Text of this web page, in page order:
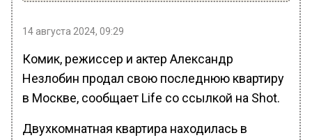
14 августа 2024, 09:29
Комик, режиссер и актер Александр
Незлобин продал свою последнюю квартиру
в Москве, сообщает Life со ссылкой на Shot.
Двухкомнатная квартира находилась в